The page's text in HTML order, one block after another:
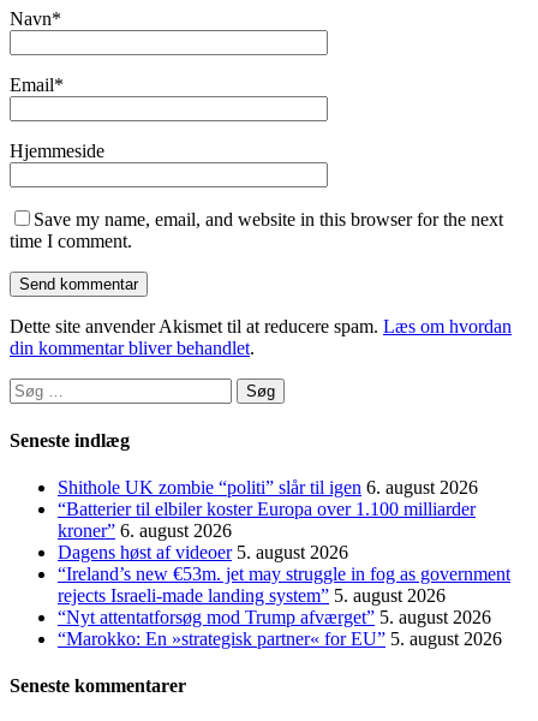
Navn*
Email*
Hjemmeside
Save my name, email, and website in this browser for the next
time I comment.
Dette site anvender Akismet til at reducere spam. Læs om hvordan
din kommentar bliver behandlet.
Søg
efter:
Seneste indlæg
Shithole UK zombie “politi” slår til igen 6. august 2026
“Batterier til elbiler koster Europa over 1.100 milliarder
kroner” 6. august 2026
Dagens høst af videoer 5. august 2026
“Ireland’s new €53m. jet may struggle in fog as government
rejects Israeli-made landing system” 5. august 2026
“Nyt attentatforsøg mod Trump afværget” 5. august 2026
“Marokko: En »strategisk partner« for EU” 5. august 2026
Seneste kommentarer